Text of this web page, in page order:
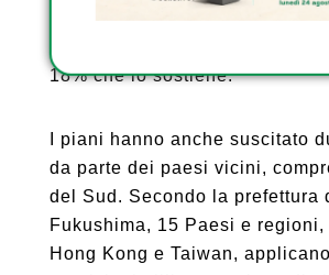
ha mostrato il mese scorso che
18% che lo sostiene.
I piani hanno anche suscitato
da parte dei paesi vicini,
del Sud. Secondo la prefettura
Fukushima, 15 Paesi e
Hong Kong e Taiwan,